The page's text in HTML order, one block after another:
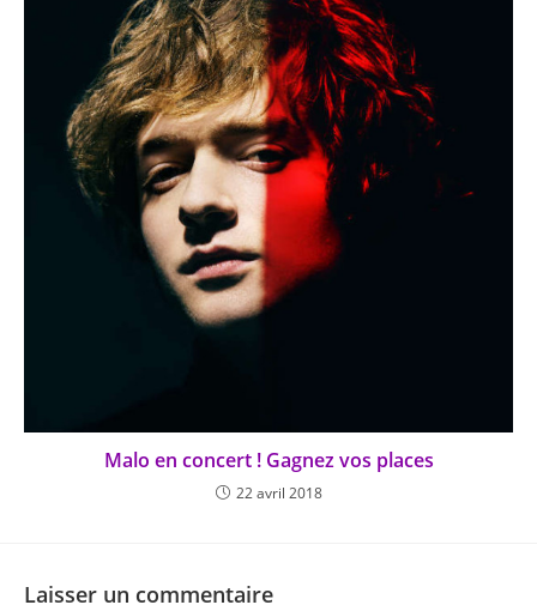
Malo en concert ! Gagnez vos places
22 avril 2018
Laisser un commentaire